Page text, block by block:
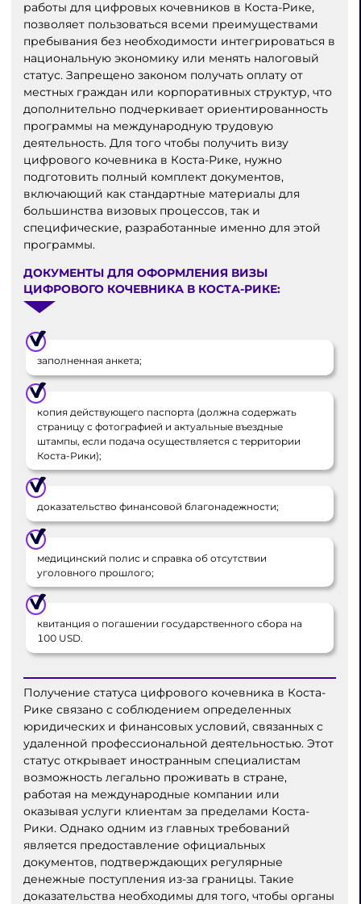
работы для цифровых кочевников в Коста-Рике,
позволяет пользоваться всеми преимуществами
пребывания без необходимости интегрироваться в
национальную экономику или менять налоговый
статус. Запрещено законом получать оплату от
местных граждан или корпоративных структур, что
дополнительно подчеркивает ориентированность
программы на международную трудовую
деятельность. Для того чтобы получить визу
цифрового кочевника в Коста-Рике, нужно
подготовить полный комплект документов,
включающий как стандартные материалы для
большинства визовых процессов, так и
специфические, разработанные именно для этой
программы.
ДОКУМЕНТЫ ДЛЯ ОФОРМЛЕНИЯ ВИЗЫ
ЦИФРОВОГО КОЧЕВНИКА В КОСТА-РИКЕ:
заполненная анкета;
копия действующего паспорта (должна содержать
страницу с фотографией и актуальные въездные
штампы, если подача осуществляется с территории
Коста-Рики);
доказательство финансовой благонадежности;
медицинский полис и справка об отсутствии
уголовного прошлого;
квитанция о погашении государственного сбора на
100 USD.
Получение статуса цифрового кочевника в Коста-
Рике связано с соблюдением определенных
юридических и финансовых условий, связанных с
удаленной профессиональной деятельностью. Этот
статус открывает иностранным специалистам
возможность легально проживать в стране,
работая на международные компании или
оказывая услуги клиентам за пределами Коста-
Рики. Однако одним из главных требований
является предоставление официальных
документов, подтверждающих регулярные
денежные поступления из-за границы. Такие
доказательства необходимы для того, чтобы органы